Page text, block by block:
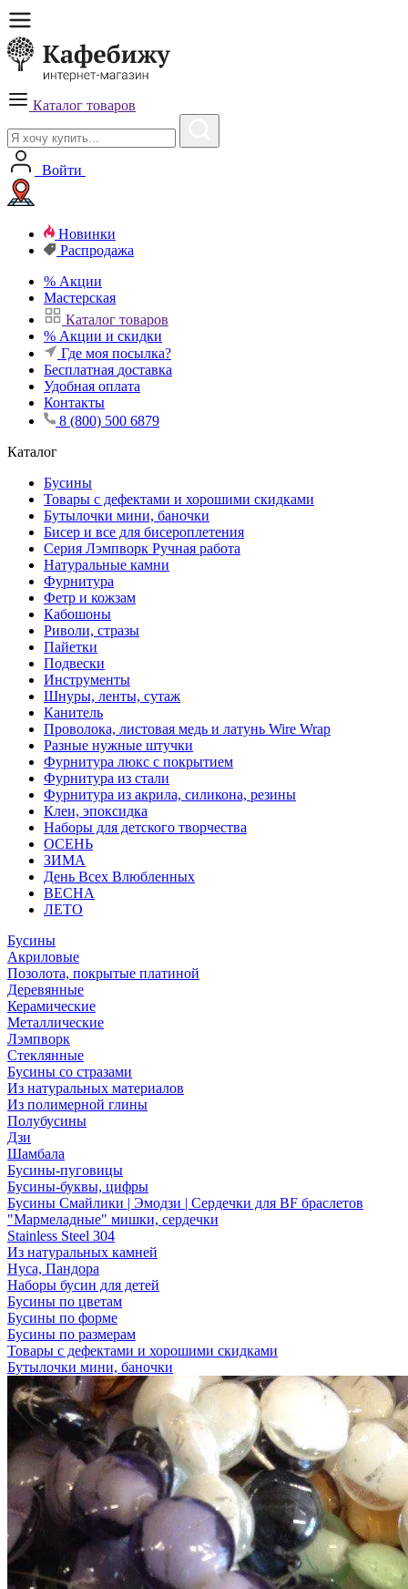
Каталог товаров
Войти
Новинки
Распродажа
% Акции
Мастерская
Каталог товаров
% Акции и скидки
Где моя посылка?
Бесплатная доставка
Удобная оплата
Контакты
8 (800) 500 6879
Каталог
Бусины
Товары с дефектами и хорошими скидками
Бутылочки мини, баночки
Бисер и все для бисероплетения
Серия Лэмпворк Ручная работа
Натуральные камни
Фурнитура
Фетр и кожзам
Кабошоны
Риволи, стразы
Пайетки
Подвески
Инструменты
Шнуры, ленты, сутаж
Канитель
Проволока, листовая медь и латунь Wire Wrap
Разные нужные штучки
Фурнитура люкс с покрытием
Фурнитура из стали
Фурнитура из акрила, силикона, резины
Клеи, эпоксидка
Наборы для детского творчества
ОСЕНЬ
ЗИМА
День Всех Влюбленных
ВЕСНА
ЛЕТО
Бусины
Акриловые
Позолота, покрытые платиной
Деревянные
Керамические
Металлические
Лэмпворк
Стеклянные
Бусины со стразами
Из натуральных материалов
Из полимерной глины
Полубусины
Дзи
Шамбала
Бусины-пуговицы
Бусины-буквы, цифры
Бусины Смайлики | Эмодзи | Сердечки для BF браслетов
"Мармеладные" мишки, сердечки
Stainless Steel 304
Из натуральных камней
Нуса, Пандора
Наборы бусин для детей
Бусины по цветам
Бусины по форме
Бусины по размерам
Товары с дефектами и хорошими скидками
Бутылочки мини, баночки